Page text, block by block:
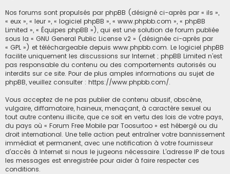
Nos forums sont propulsés par phpBB (désigné ci-après par « ils »,
« eux », « leur », « logiciel phpBB », « www.phpbb.com », « phpBB
Limited », « Équipes phpBB »), qui est une solution de forum publiée
sous la « GNU General Public License v2 » (désignée ci-après par
« GPL ») et téléchargeable depuis www.phpbb.com. Le logiciel phpBB
facilite uniquement les discussions sur Internet ; phpBB Limited n’est
pas responsable du contenu ou des comportements autorisés ou
interdits sur ce site. Pour de plus amples informations au sujet de
phpBB, veuillez consulter : https://www.phpbb.com/.
Vous acceptez de ne pas publier de contenu abusif, obscène,
vulgaire, diffamatoire, haineux, menaçant, à caractère sexuel ou
tout autre contenu illicite, que ce soit en vertu des lois de votre pays,
du pays où « Forum Free Mobile par Toosurtoo » est hébergé ou du
droit international. Une telle action peut entraîner votre bannissement
immédiat et permanent, avec une notification à votre fournisseur
d’accès à Internet si nous le jugeons nécessaire. L’adresse IP de tous
les messages est enregistrée pour aider à faire respecter ces
conditions.